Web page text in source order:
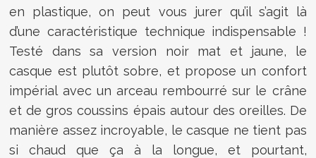
en plastique, on peut vous jurer qu’il s’agit là
d’une caractéristique technique indispensable !
Testé dans sa version noir mat et jaune, le
casque est plutôt sobre, et propose un confort
impérial avec un arceau rembourré sur le crâne
et de gros coussins épais autour des oreilles. De
manière assez incroyable, le casque ne tient pas
si chaud que ça à la longue, et pourtant,